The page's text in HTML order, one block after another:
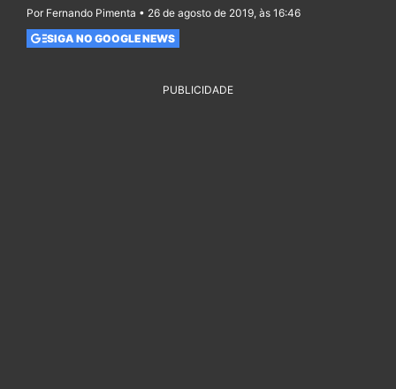
Por Fernando Pimenta • 26 de agosto de 2019, às 16:46
SIGA NO GOOGLE NEWS
PUBLICIDADE